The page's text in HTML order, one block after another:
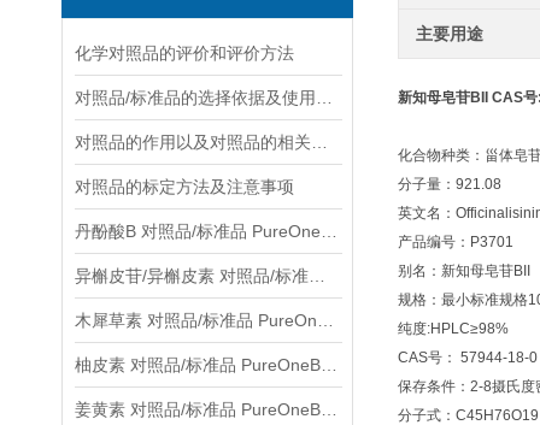
化学对照品的评价和评价方法
对照品的标定方法及注意事项
主要用途
新知母皂苷BII CAS
化合物种类：甾体皂
分子量：921.08
英文名：
产品编号：P3701
别名：新知母皂苷BII
规格：最小标准规格
纯度:HPLC≥98%
CAS号： 57944-18-0
保存条件：2-8摄氏度
分子式：C45H76O19